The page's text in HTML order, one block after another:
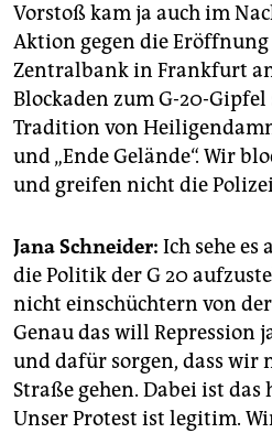
Vorstoß kam ja auch im
Aktion gegen die
Zentralbank in Frankfurt
Blockaden zum G-20-
Tradition von
und „Ende Gelände“. Wir
und greifen nicht die
Jana Schneider: Ich sehe es
die Politik der G 20
nicht einschüchtern von
Genau das will Repression
und dafür sorgen, dass wir
Straße gehen. Dabei ist das
Unser Protest ist legitim.